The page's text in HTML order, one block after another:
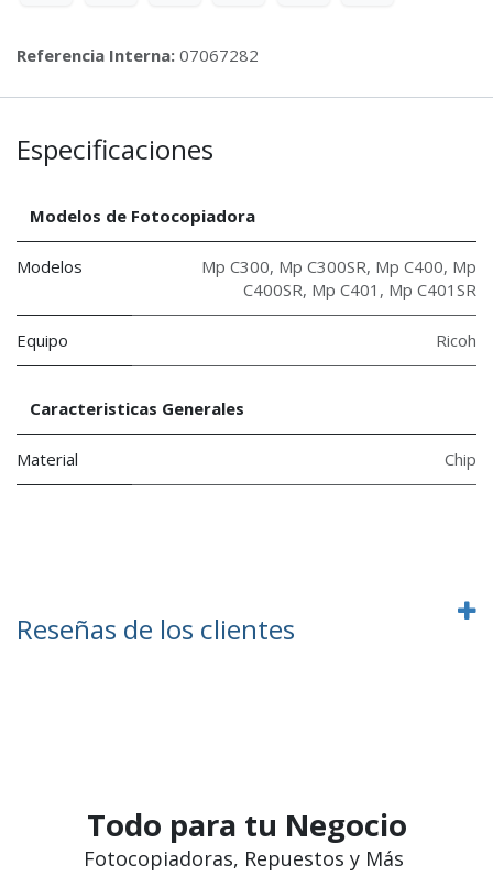
Referencia Interna: 07067282
Especificaciones
Modelos de Fotocopiadora
Modelos Mp C300, Mp C300SR, Mp C400, Mp
C400SR, Mp C401 , Mp C401SR
Equipo Ricoh
Caracteristicas Generales
Material Chip
Reseñas de los clientes
Todo para tu Negocio
Fotocopiadoras, Repuestos y Más